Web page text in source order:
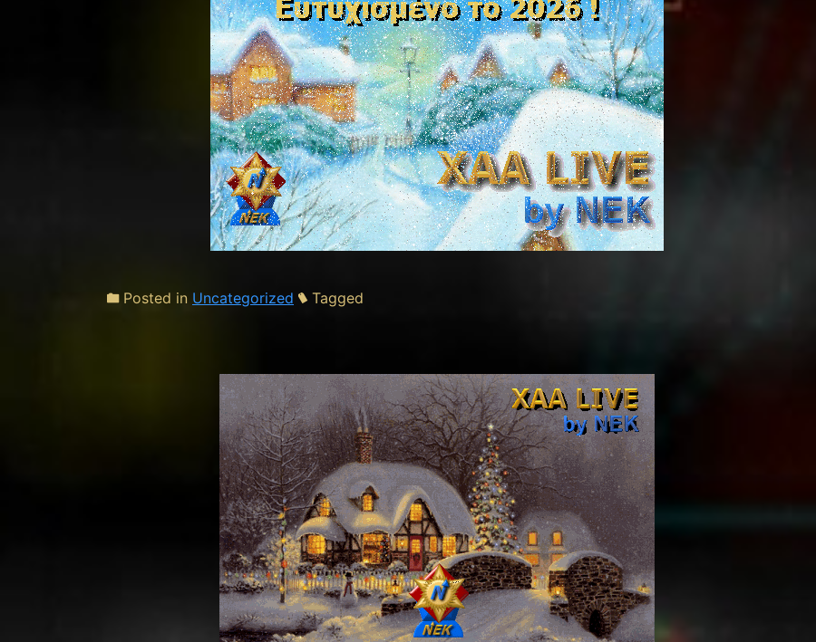
Posted in Uncategorized Tagged